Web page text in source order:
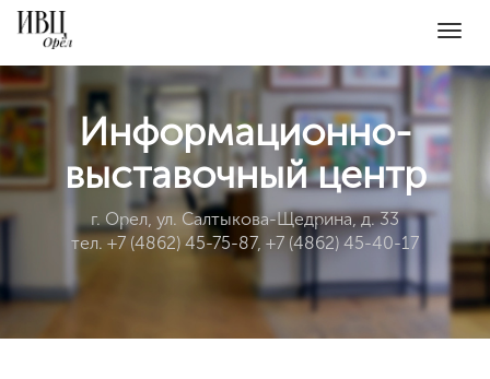
Информационно-
выставочный центр
г. Орел, ул. Салтыкова-Щедрина, д. 33
тел. +7 (4862) 45-75-87, +7 (4862) 45-40-17